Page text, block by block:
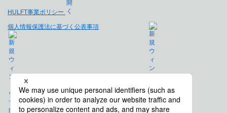
HULFT事業ポリシー
個人情報保護法に基づく公表事項